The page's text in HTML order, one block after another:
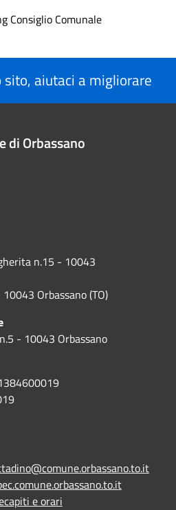
Consiglio Comunale
sito, aiutaci a migliorare
di Orbassano
n.15 - 10043
Orbassano (TO)
- 10043 Orbassano
e orari